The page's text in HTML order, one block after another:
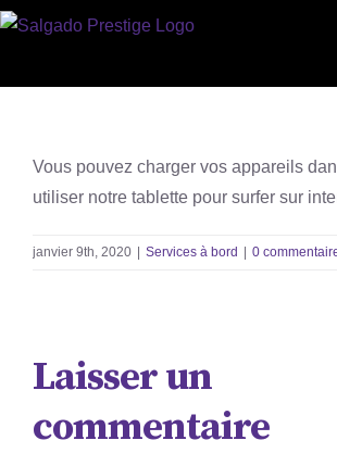
Skip
Vous pouvez charger vos appareils
utiliser notre tablette pour surfer sur
janvier 9th, 2020 Services à bord 0
Laisser un
commentaire